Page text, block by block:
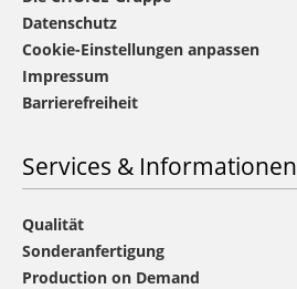
Datenschutz
Cookie-Einstellungen anpassen
Impressum
Barrierefreiheit
Services & Informationen
Qualität
Sonderanfertigung
Production on Demand